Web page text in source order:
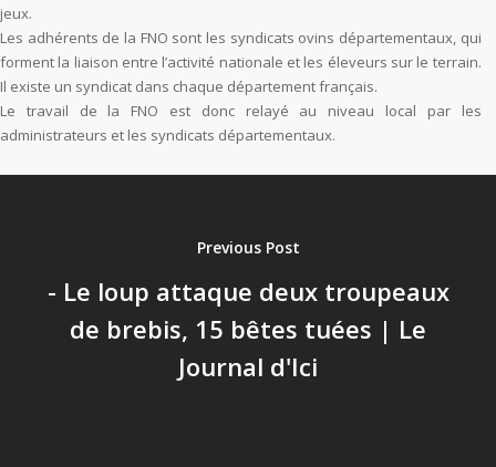
jeux.
Les adhérents de la FNO sont les syndicats ovins départementaux, qui
forment la liaison entre l’activité nationale et les éleveurs sur le terrain.
Il existe un syndicat dans chaque département français.
Le travail de la FNO est donc relayé au niveau local par les
administrateurs et les syndicats départementaux.
Previous Post
- Le loup attaque deux troupeaux
de brebis, 15 bêtes tuées | Le
Journal d'Ici